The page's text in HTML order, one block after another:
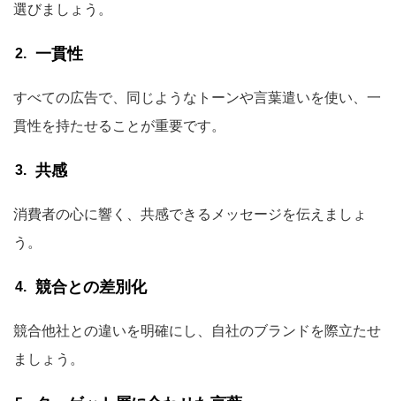
選びましょう。
一貫性
すべての広告で、同じようなトーンや言葉遣いを使い、一
貫性を持たせることが重要です。
共感
消費者の心に響く、共感できるメッセージを伝えましょ
う。
競合との差別化
競合他社との違いを明確にし、自社のブランドを際立たせ
ましょう。